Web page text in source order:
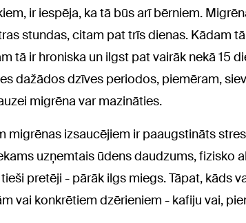
ir iespēja, ka tā būs arī bērniem.
stundas, citam pat trīs dienas. Kādam
tā ir hroniska un ilgst pat vairāk nekā 15
dažādos dzīves periodos, piemēram,
migrēna var mazināties.
migrēnas izsaucējiem ir paaugstināts
uzņemtais ūdens daudzums, fizisko
pretēji - pārāk ilgs miegs. Tāpat, kāds
vai konkrētiem dzērieniem - kafiju vai,